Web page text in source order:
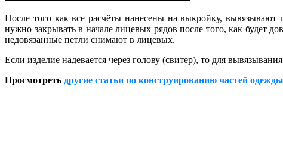
После того как все расчёты нанесены на выкройку,
нужно закрывать в начале лицевых рядов после того, как будет
недовязанные петли снимают в лицевых.
Если изделие надевается через голову (свитер), то для
Просмотреть другие статьи по конструированию частей одежды